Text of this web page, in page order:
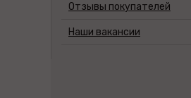
Отзывы покупателей
Наши вакансии